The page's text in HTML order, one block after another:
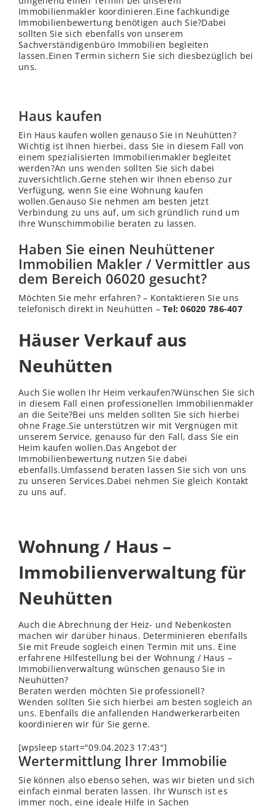
Immobilienmakler koordinieren.Eine fachkundige
Immobilienbewertung benötigen auch Sie?Dabei
sollten Sie sich ebenfalls von unserem
Sachverständigenbüro Immobilien begleiten
lassen.Einen Termin sichern Sie sich diesbezüglich bei
uns.
Haus kaufen
Ein Haus kaufen wollen genauso Sie in Neuhütten?
Wichtig ist Ihnen hierbei, dass Sie in diesem Fall von
einem spezialisierten Immobilienmakler begleitet
werden?An uns wenden sollten Sie sich dabei
zuversichtlich.Gerne stehen wir Ihnen ebenso zur
Verfügung, wenn Sie eine Wohnung kaufen
wollen.Genauso Sie nehmen am besten jetzt
Verbindung zu uns auf, um sich gründlich rund um
Ihre Wunschimmobilie beraten zu lassen.
Haben Sie einen Neuhüttener
Immobilien Makler / Vermittler aus
dem Bereich 06020 gesucht?
Möchten Sie mehr erfahren? – Kontaktieren Sie uns
telefonisch direkt in Neuhütten –Tel: 06020 786-407
Häuser Verkauf aus
Neuhütten
Auch Sie wollen Ihr Heim verkaufen?Wünschen Sie sich
in diesem Fall einen professionellen Immobilienmakler
an die Seite?Bei uns melden sollten Sie sich hierbei
ohne Frage.Sie unterstützen wir mit Vergnügen mit
unserem Service, genauso für den Fall, dass Sie ein
Heim kaufen wollen.Das Angebot der
Immobilienbewertung nutzen Sie dabei
ebenfalls.Umfassend beraten lassen Sie sich von uns
zu unseren Services.Dabei nehmen Sie gleich Kontakt
zu uns auf.
Wohnung / Haus –
Immobilienverwaltung für
Neuhütten
Auch die Abrechnung der Heiz- und Nebenkosten
machen wir darüber hinaus. Determinieren ebenfalls
Sie mit Freude sogleich einen Termin mit uns. Eine
erfahrene Hilfestellung bei der Wohnung / Haus –
Immobilienverwaltung wünschen genauso Sie in
Neuhütten?
Beraten werden möchten Sie professionell?
Wenden sollten Sie sich hierbei am besten sogleich an
uns. Ebenfalls die anfallenden Handwerkerarbeiten
koordinieren wir für Sie gerne.
[wpsleep start="09.04.2023 17:43"]
Wertermittlung Ihrer Immobilie
Sie können also ebenso sehen, was wir bieten und sich
einfach einmal beraten lassen. Ihr Wunsch ist es
immer noch, eine ideale Hilfe in Sachen